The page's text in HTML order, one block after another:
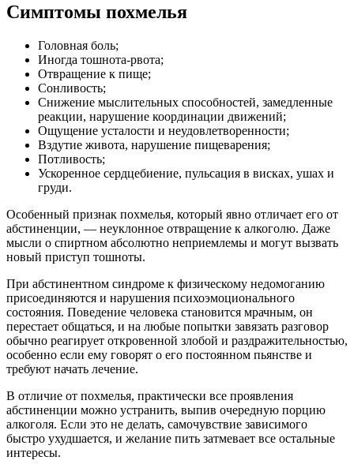
Симптомы похмелья
Головная боль;
Иногда тошнота-рвота;
Отвращение к пище;
Сонливость;
Снижение мыслительных способностей, замедленные
реакции, нарушение координации движений;
Ощущение усталости и неудовлетворенности;
Вздутие живота, нарушение пищеварения;
Потливость;
Ускоренное сердцебиение, пульсация в висках, ушах и
груди.
Особенный признак похмелья, который явно отличает его от
абстиненции, — неуклонное отвращение к алкоголю. Даже
мысли о спиртном абсолютно неприемлемы и могут вызвать
новый приступ тошноты.
При абстинентном синдроме к физическому недомоганию
присоединяются и нарушения психоэмоционального
состояния. Поведение человека становится мрачным, он
перестает общаться, и на любые попытки завязать разговор
обычно реагирует откровенной злобой и раздражительностью,
особенно если ему говорят о его постоянном пьянстве и
требуют начать лечение.
В отличие от похмелья, практически все проявления
абстиненции можно устранить, выпив очередную порцию
алкоголя. Если это не делать, самочувствие зависимого
быстро ухудшается, и желание пить затмевает все остальные
интересы.